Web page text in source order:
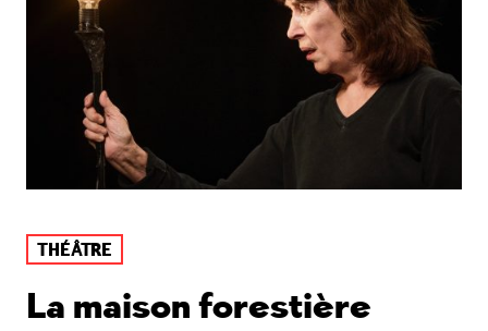
THÉÂTRE
La maison forestière